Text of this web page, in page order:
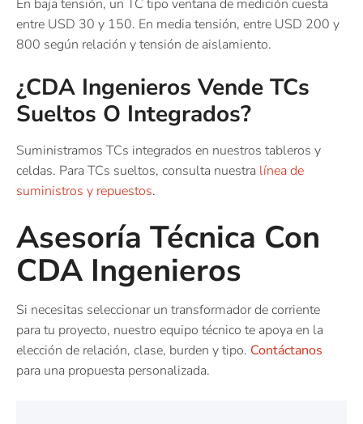
En baja tensión, un TC tipo ventana de medición cuesta
entre USD 30 y 150. En media tensión, entre USD 200 y
800 según relación y tensión de aislamiento.
¿CDA Ingenieros Vende TCs
Sueltos O Integrados?
Suministramos TCs integrados en nuestros tableros y
celdas. Para TCs sueltos, consulta nuestra línea de
suministros y repuestos.
Asesoría Técnica Con
CDA Ingenieros
Si necesitas seleccionar un transformador de corriente
para tu proyecto, nuestro equipo técnico te apoya en la
elección de relación, clase, burden y tipo. Contáctanos
para una propuesta personalizada.